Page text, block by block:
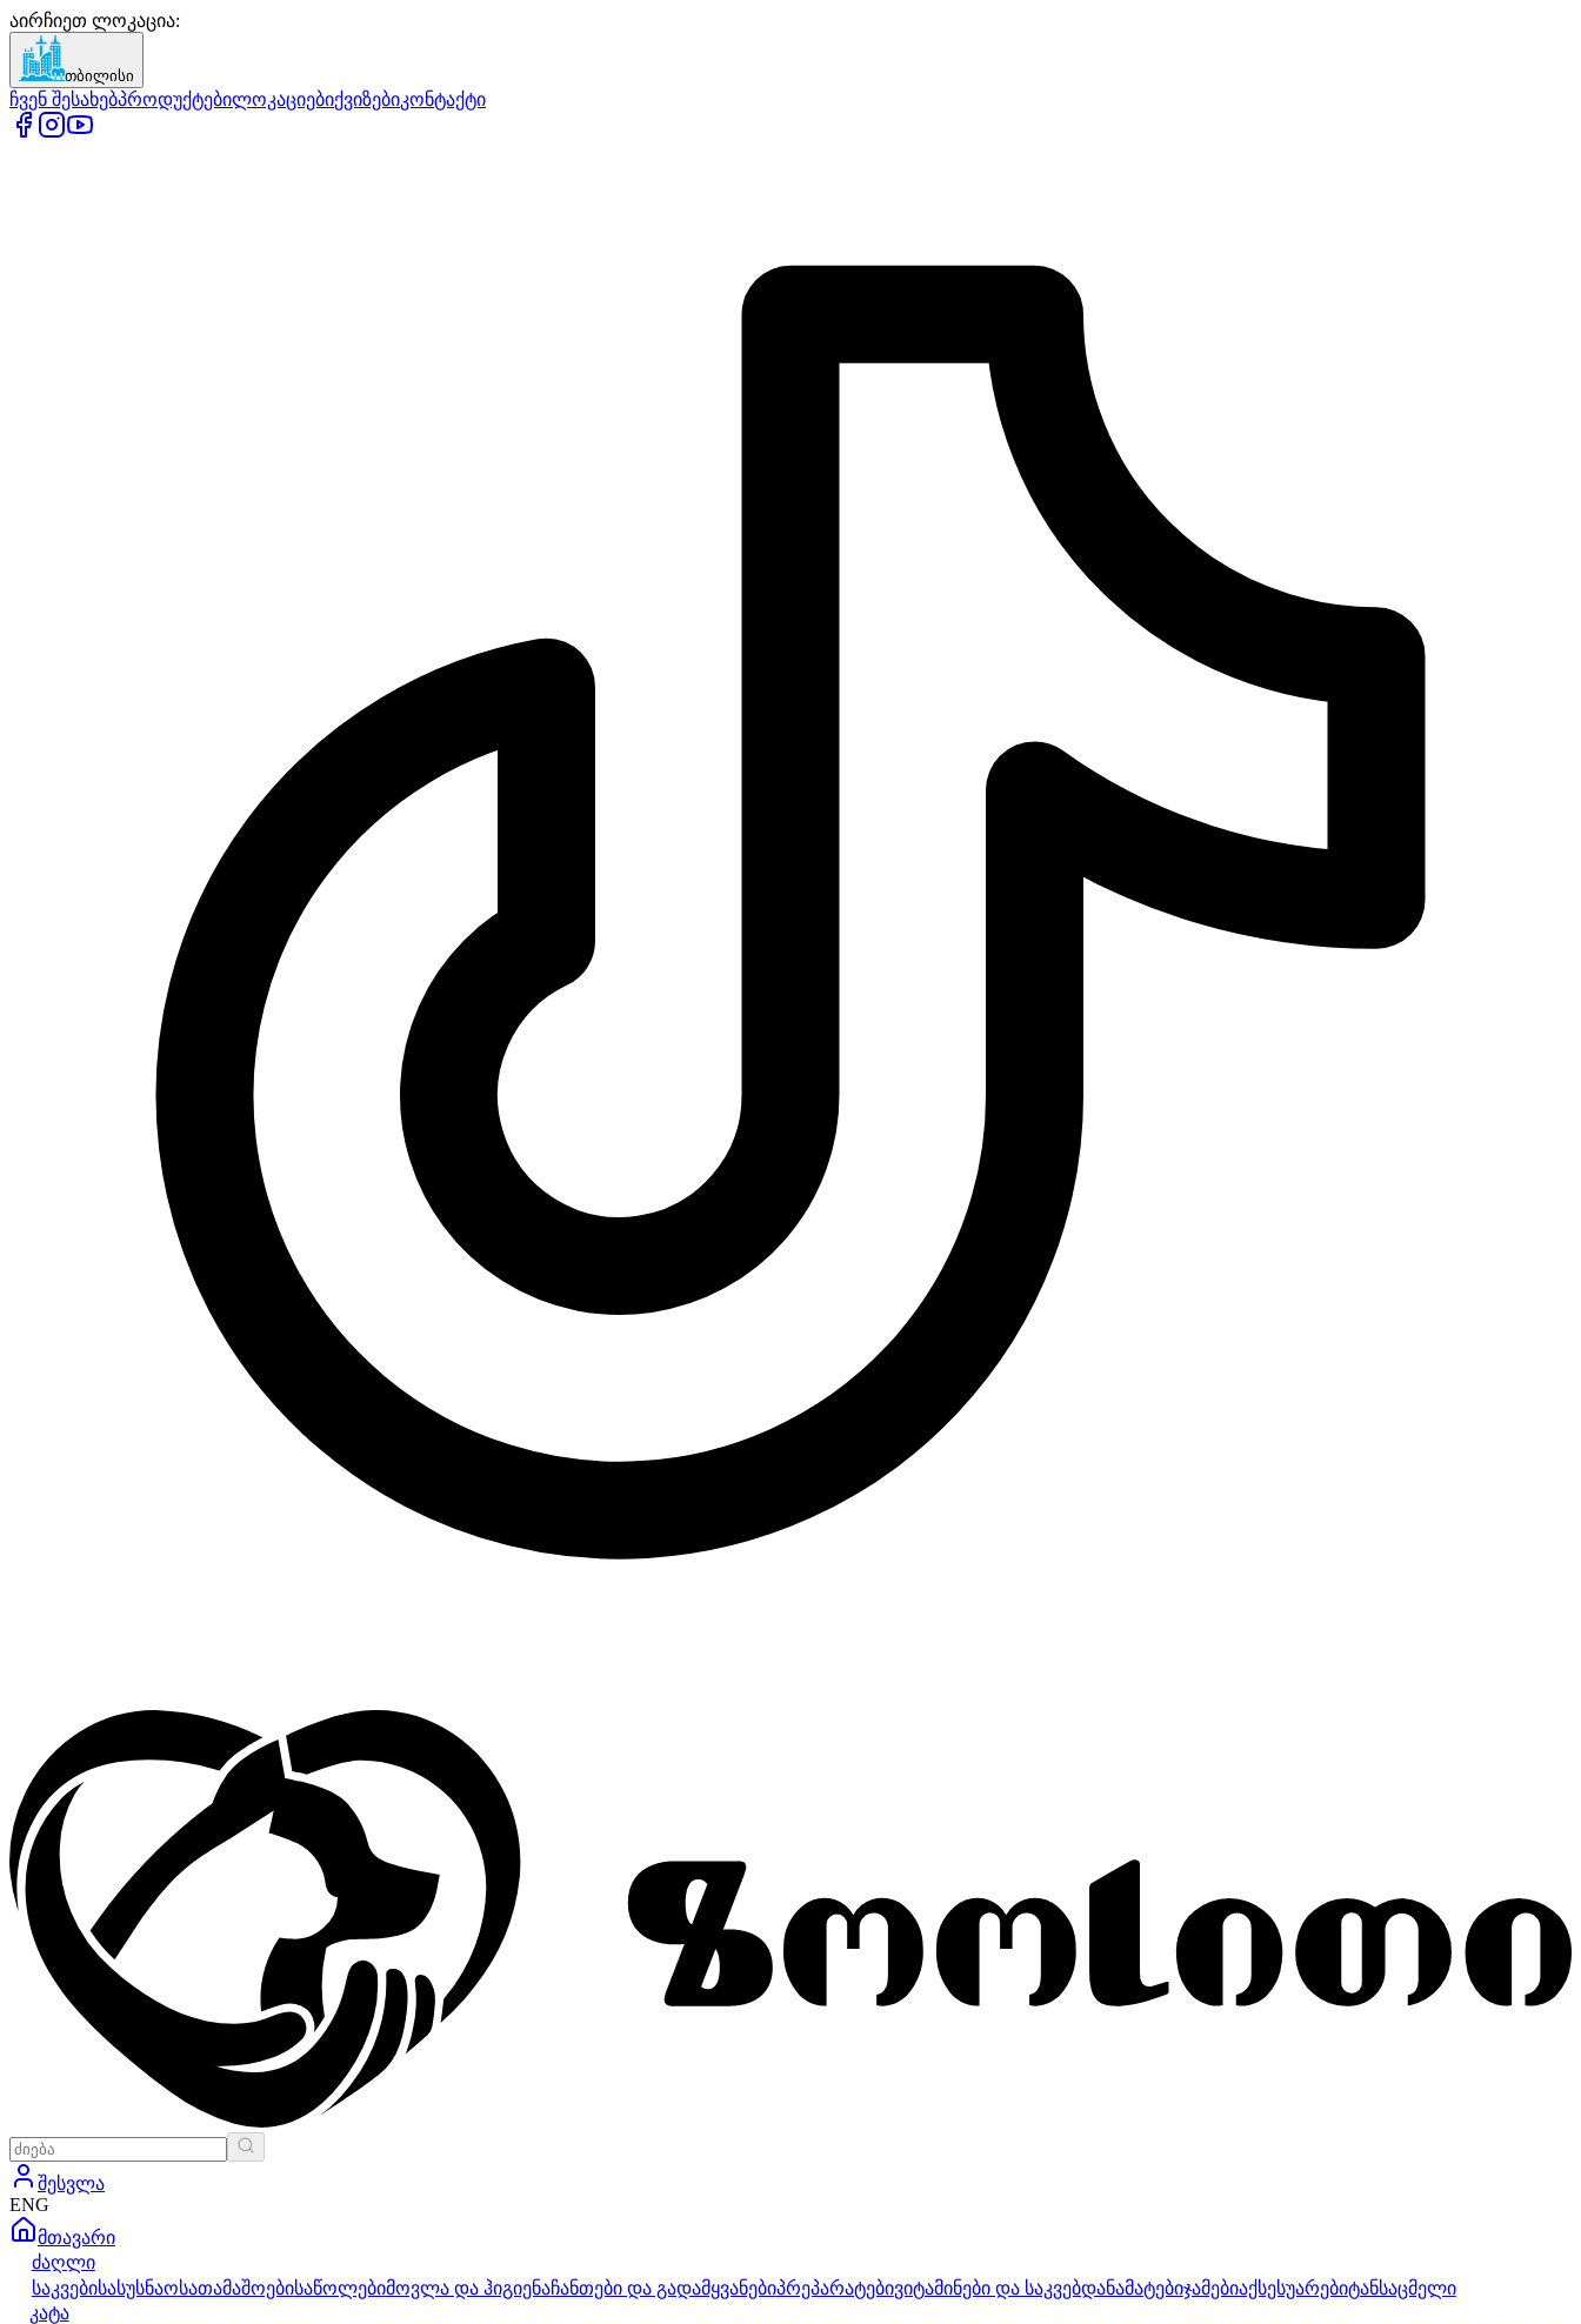
აირჩიეთ ლოკაცია:
თბილისი
ჩვენ შესახებპროდუქტებილოკაციებიქვიზებიკონტაქტი
შესვლა
ENG
მთავარი
ძაღლი
საკვებისასუსნაოსათამაშოებისაწოლებიმოვლა და ჰიგიენაჩანთები და გადამყვანებიპრეპარატებივიტამინები და საკვებდანამატებიჯამებიაქსესუარებიტანსაცმელი
კატა